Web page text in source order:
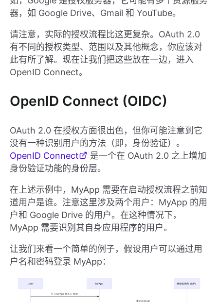
器，如 Google Drive、Gmail 和 YouTube。
请注意，实际的授权流程比这更复杂。OAuth 2.0
有不同的授权类型、范围以及其他概念，你应该对
此有所了解。现在让我们把这些放在一边，进入
OpenID Connect。
OpenID Connect (OIDC)
OAuth 2.0 在授权方面很出色，但你可能注意到它
没有一种识别用户的方法（即，身份验证）。
OpenID Connect
是一个在 OAuth 2.0 之上增加
身份验证功能的身份层。
在上述示例中，MyApp 需要在启动授权流程之前知
道用户是谁。注意这里涉及两个用户：MyApp 的用
户和 Google Drive 的用户。在这种情况下，
MyApp 需要识别其自身应用程序的用户。
让我们来看一个简单的例子，假设用户可以通过用
户名和密码登录 MyApp：